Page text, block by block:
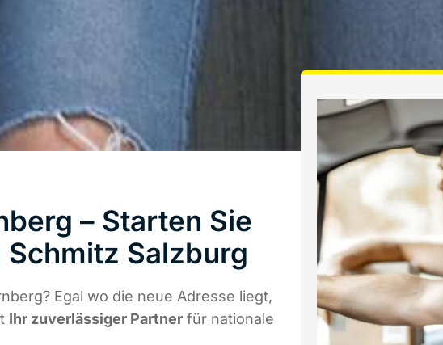
– Starten Sie
Salzburg
Egal wo die neue Adresse liegt,
Ihr zuverlässiger Partner für nationale